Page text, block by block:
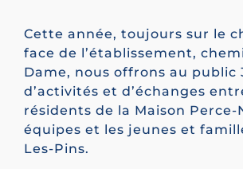
Cette année, toujours sur le
face de l’établissement,
Dame, nous offrons au public
d’activités et d’échanges
résidents de la Maison Perce-
équipes et les jeunes et
Les-Pins.